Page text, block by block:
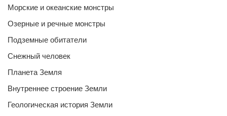
Морские и океанские монстры
Озерные и речные монстры
Подземные обитатели
Снежный человек
Планета Земля
Внутреннее строение Земли
Геологическая история Земли